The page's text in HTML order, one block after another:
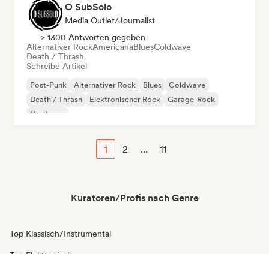
O SubSolo
Media Outlet/Journalist
> 1300 Antworten gegeben
Alternativer RockAmericanaBluesColdwave
Death / Thrash
Schreibe Artikel
Post-Punk Alternativer Rock Blues
Coldwave
Death / Thrash
Elektronischer Rock
Garage-Rock
Hardcore
1 2 ... 11
Kuratoren/Profis nach Genre
Top Klassisch/Instrumental